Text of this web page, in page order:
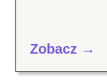
Zobacz →